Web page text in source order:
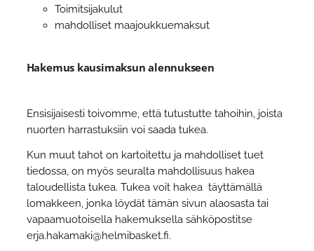
Toimitsijakulut
mahdolliset maajoukkuemaksut
Hakemus kausimaksun alennukseen
Ensisijaisesti toivomme, että tutustutte tahoihin, joista
nuorten harrastuksiin voi saada tukea.
Kun muut tahot on kartoitettu ja mahdolliset tuet
tiedossa, on myös seuralta mahdollisuus hakea
taloudellista tukea. Tukea voit hakea täyttämällä
lomakkeen, jonka löydät tämän sivun alaosasta tai
vapaamuotoisella hakemuksella sähköpostitse
erja.hakamaki@helmibasket.fi.